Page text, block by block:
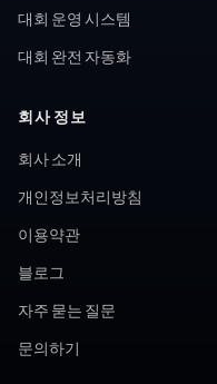
대회 운영 시스템
대회 완전 자동화
회사 정보
회사 소개
개인정보처리방침
이용약관
블로그
자주 묻는 질문
문의하기